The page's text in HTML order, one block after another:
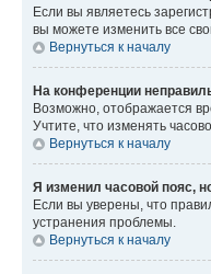
Если вы являетесь
вы можете изменить все
Вернуться к началу
На конференции
Возможно, отображается
Учтите, что изменять
Вернуться к началу
Я изменил часовой пояс,
Если вы уверены, что
устранения проблемы.
Вернуться к началу